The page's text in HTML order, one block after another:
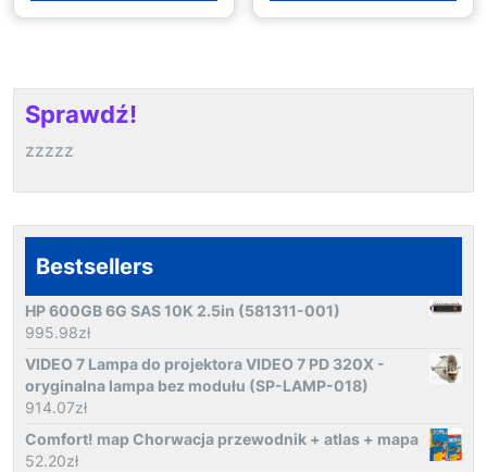
Sprawdź!
zzzzz
Bestsellers
HP 600GB 6G SAS 10K 2.5in (581311-001)
995.98zł
VIDEO 7 Lampa do projektora VIDEO 7 PD 320X -
oryginalna lampa bez modułu (SP-LAMP-018)
914.07zł
Comfort! map Chorwacja przewodnik + atlas + mapa
52.20zł